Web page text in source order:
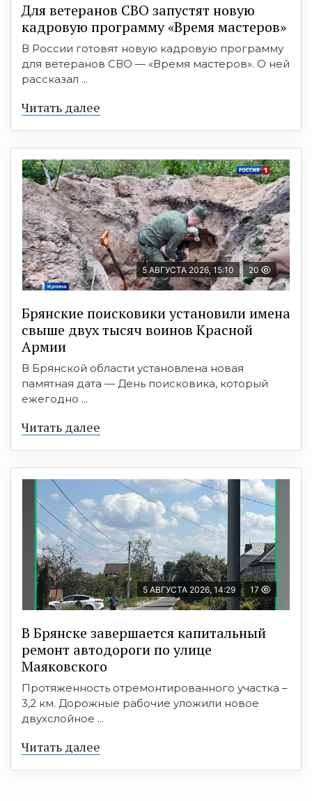
Для ветеранов СВО запустят новую
кадровую программу «Время мастеров»
В России готовят новую кадровую программу
для ветеранов СВО — «Время мастеров». О ней
рассказал ...
Читать далее
5 АВГУСТА 2026, 15:10 20
Брянские поисковики установили имена
свыше двух тысяч воинов Красной
Армии
В Брянской области установлена новая
памятная дата — День поисковика, который
ежегодно ...
Читать далее
5 АВГУСТА 2026, 14:29 17
В Брянске завершается капитальный
ремонт автодороги по улице
Маяковского
Протяженность отремонтированного участка –
3,2 км. Дорожные рабочие уложили новое
двухслойное ...
Читать далее